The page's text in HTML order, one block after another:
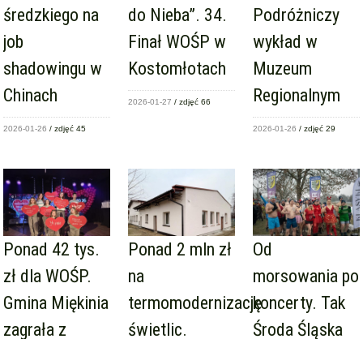
średzkiego na
job
shadowingu w
Chinach
2026-01-26 / zdjęć 45
do Nieba”. 34.
Finał WOŚP w
Kostomłotach
2026-01-27 / zdjęć 66
Podróżniczy
wykład w
Muzeum
Regionalnym
2026-01-26 / zdjęć 29
Ponad 42 tys.
zł dla WOŚP.
Gmina Miękinia
zagrała z
Ponad 2 mln zł
na
termomodernizację
świetlic.
Od
morsowania po
koncerty. Tak
Środa Śląska